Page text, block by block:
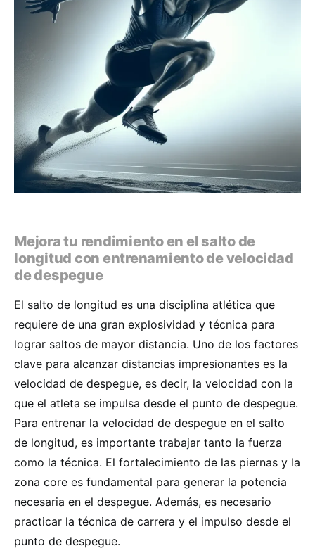
Mejora tu rendimiento en el salto de
longitud con entrenamiento de velocidad
de despegue
El salto de longitud es una disciplina atlética que
requiere de una gran explosividad y técnica para
lograr saltos de mayor distancia. Uno de los factores
clave para alcanzar distancias impresionantes es la
velocidad de despegue, es decir, la velocidad con la
que el atleta se impulsa desde el punto de despegue.
Para entrenar la velocidad de despegue en el salto
de longitud, es importante trabajar tanto la fuerza
como la técnica. El fortalecimiento de las piernas y la
zona core es fundamental para generar la potencia
necesaria en el despegue. Además, es necesario
practicar la técnica de carrera y el impulso desde el
punto de despegue.